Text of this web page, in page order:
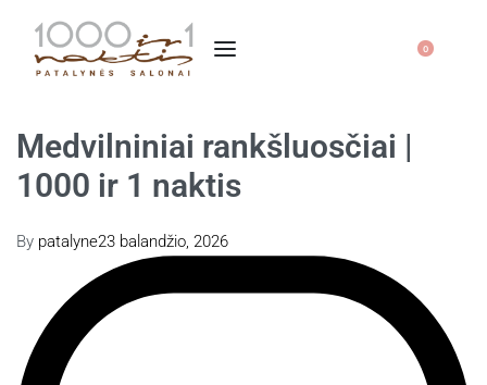
0
Medvilniniai rankšluosčiai |
1000 ir 1 naktis
By patalyne23 balandžio, 2026